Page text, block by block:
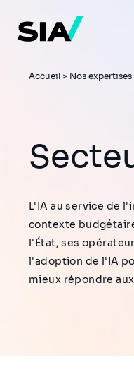
contenu
principal
Fil
Accueil > Nos expertises
L'IA au service de
contexte
l'État, ses
l'adoption de l'IA
mieux répondre